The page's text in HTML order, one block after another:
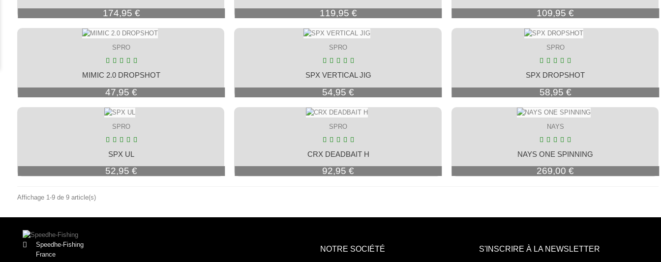
174,95 €Prix 119,95 €Prix 109,95 €
SPRO
MIMIC 2.0 DROPSHOT
47,95 €
SPRO
SPX VERTICAL JIG
54,95 €
SPRO
SPX DROPSHOT
58,95 €Prix
SPRO
SPX UL
52,95 €
SPRO
CRX DEADBAIT H
92,95 €
NAYS
NAYS ONE SPINNING
269,00 €
Affichage 1-9 de 9 article(s)
Speedhe-Fishing
France
NOTRE SOCIÉTÉ S'INSCRIRE À LA NEWSLETTER